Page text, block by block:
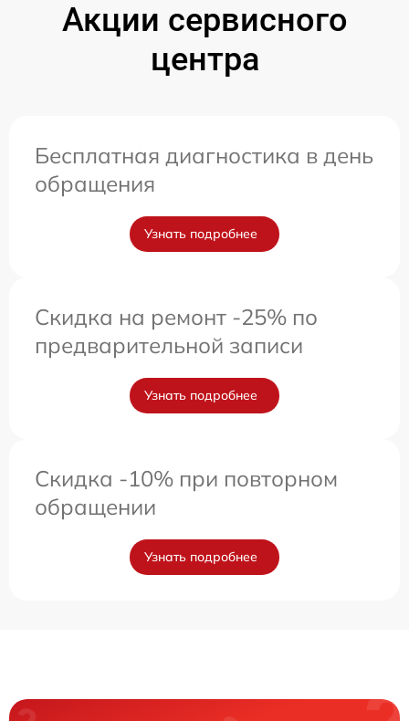
Акции сервисного
центра
Бесплатная диагностика в день
обращения
Узнать подробнее
Скидка на ремонт -25% по
предварительной записи
Узнать подробнее
Скидка -10% при повторном
обращении
Узнать подробнее